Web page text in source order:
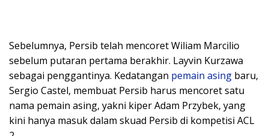
Sebelumnya, Persib telah mencoret Wiliam Marcilio
sebelum putaran pertama berakhir. Layvin Kurzawa
sebagai penggantinya. Kedatangan pemain asing baru,
Sergio Castel, membuat Persib harus mencoret satu
nama pemain asing, yakni kiper Adam Przybek, yang
kini hanya masuk dalam skuad Persib di kompetisi ACL